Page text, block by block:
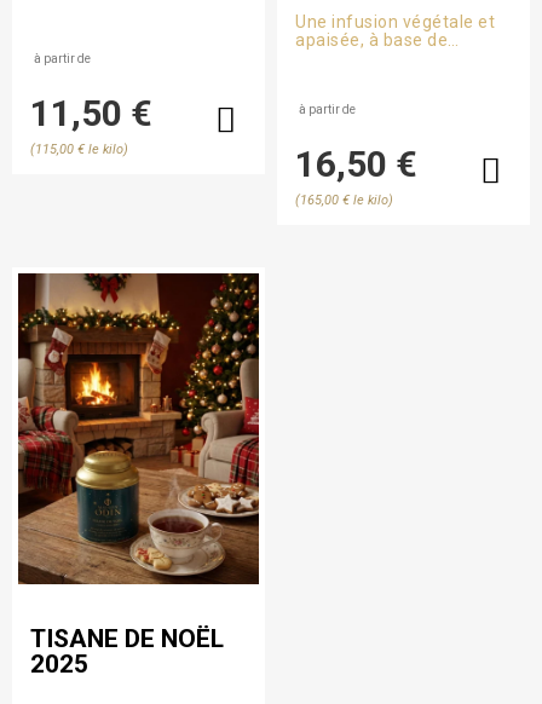
fatigués.
à partir de
11,50 €
(115,00 € le kilo)
Une infusion végétale et
apaisée, à base de
intemporelle de
à partir de
16,50 €
(165,00 € le kilo)
TISANE DE NOËL
2025